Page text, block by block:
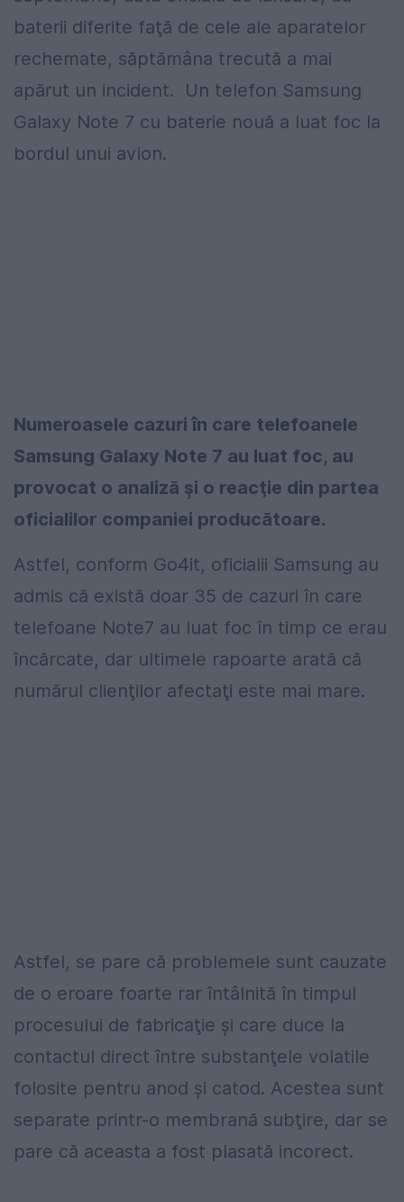
baterii diferite faţă de cele ale aparatelor
rechemate, săptămâna trecută a mai
apărut un incident. Un telefon Samsung
Galaxy Note 7 cu baterie nouă a luat foc la
bordul unui avion.
Numeroasele cazuri în care telefoanele
Samsung Galaxy Note 7 au luat foc, au
provocat o analiză şi o reacţie din partea
oficialilor companiei producătoare.
Astfel, conform Go4it, oficialii Samsung au
admis că există doar 35 de cazuri în care
telefoane Note7 au luat foc în timp ce erau
încărcate, dar ultimele rapoarte arată că
numărul clienţilor afectaţi este mai mare.
Astfel, se pare că problemele sunt cauzate
de o eroare foarte rar întâlnită în timpul
procesului de fabricaţie şi care duce la
contactul direct între substanţele volatile
folosite pentru anod şi catod. Acestea sunt
separate printr-o membrană subţire, dar se
pare că aceasta a fost plasată incorect.